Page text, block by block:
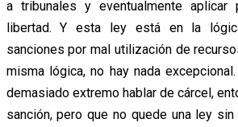
a tribunales y eventualmente aplicar
libertad. Y esta ley está en la
sanciones por mal utilización de
misma lógica, no hay nada
demasiado extremo hablar de cárcel,
sanción, pero que no quede una ley